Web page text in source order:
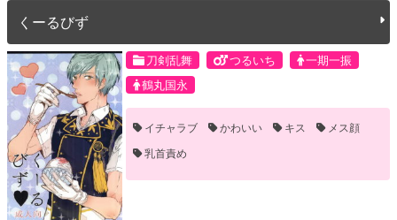
くーるびず
刀剣乱舞 つるいち
一期一振
鶴丸国永
イチャラブ かわいい キス
メス顔
乳首責め